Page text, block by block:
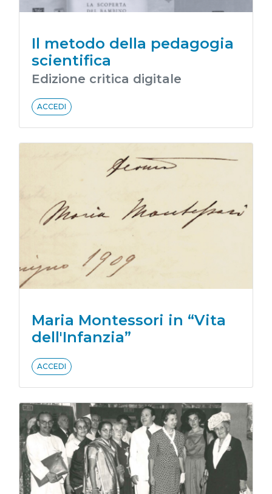
Il metodo della pedagogia
scientifica
Edizione critica digitale
ACCEDI
Maria Montessori in “Vita
dell'Infanzia”
ACCEDI